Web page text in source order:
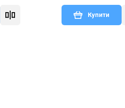
Купити